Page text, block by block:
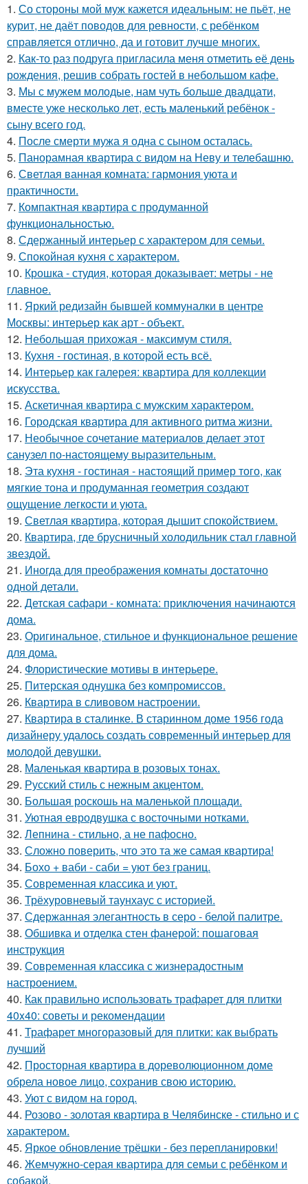
1. Со стороны мой муж кажется идеальным: не пьёт, не
курит, не даёт поводов для ревности, с ребёнком
справляется отлично, да и готовит лучше многих.
2. Как-то раз подруга пригласила меня отметить её день
рождения, решив собрать гостей в небольшом кафе.
3. Мы с мужем молодые, нам чуть больше двадцати,
вместе уже несколько лет, есть маленький ребёнок -
сыну всего год.
4. После смерти мужа я одна с сыном осталась.
5. Панорамная квартира с видом на Неву и телебашню.
6. Светлая ванная комната: гармония уюта и
практичности.
7. Компактная квартира с продуманной
функциональностью.
8. Сдержанный интерьер с характером для семьи.
9. Спокойная кухня с характером.
10. Крошка - студия, которая доказывает: метры - не
главное.
11. Яркий редизайн бывшей коммуналки в центре
Москвы: интерьер как арт - объект.
12. Небольшая прихожая - максимум стиля.
13. Кухня - гостиная, в которой есть всё.
14. Интерьер как галерея: квартира для коллекции
искусства.
15. Аскетичная квартира с мужским характером.
16. Городская квартира для активного ритма жизни.
17. Необычное сочетание материалов делает этот
санузел по-настоящему выразительным.
18. Эта кухня - гостиная - настоящий пример того, как
мягкие тона и продуманная геометрия создают
ощущение легкости и уюта.
19. Светлая квартира, которая дышит спокойствием.
20. Квартира, где брусничный холодильник стал главной
звездой.
21. Иногда для преображения комнаты достаточно
одной детали.
22. Детская сафари - комната: приключения начинаются
дома.
23. Оригинальное, стильное и функциональное решение
для дома.
24. Флористические мотивы в интерьере.
25. Питерская однушка без компромиссов.
26. Квартира в сливовом настроении.
27. Квартира в сталинке. В старинном доме 1956 года
дизайнеру удалось создать современный интерьер для
молодой девушки.
28. Маленькая квартира в розовых тонах.
29. Русский стиль с нежным акцентом.
30. Большая роскошь на маленькой площади.
31. Уютная евродвушка с восточными нотками.
32. Лепнина - стильно, а не пафосно.
33. Сложно поверить, что это та же самая квартира!
34. Бохо + ваби - саби = уют без границ.
35. Современная классика и уют.
36. Трёхуровневый таунхаус с историей.
37. Сдержанная элегантность в серо - белой палитре.
38. Обшивка и отделка стен фанерой: пошаговая
инструкция
39. Современная классика с жизнерадостным
настроением.
40. Как правильно использовать трафарет для плитки
40x40: советы и рекомендации
41. Трафарет многоразовый для плитки: как выбрать
лучший
42. Просторная квартира в дореволюционном доме
обрела новое лицо, сохранив свою историю.
43. Уют с видом на город.
44. Розово - золотая квартира в Челябинске - стильно и с
характером.
45. Яркое обновление трёшки - без перепланировки!
46. Жемчужно-серая квартира для семьи с ребёнком и
собакой.